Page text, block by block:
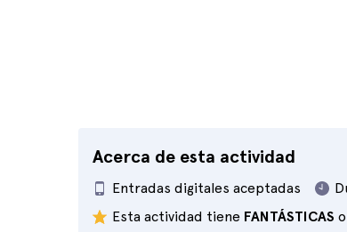
Acerca de esta actividad
Entradas digitales aceptadas
Esta actividad tiene FANTÁSTICAS